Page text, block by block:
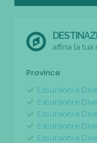
affina la tua
Province
Escursioni e
Escursioni e
Escursioni e
Escursioni e
Escursioni e